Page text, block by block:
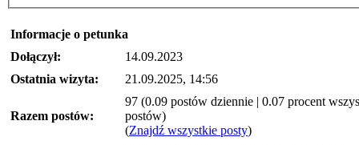
Informacje o petunka
Dołączył:
14.09.2023
Ostatnia wizyta:
21.09.2025, 14:56
Razem postów:
97 (0.09 postów dziennie | 0.07 procent
postów)
(Znajdź wszystkie posty)